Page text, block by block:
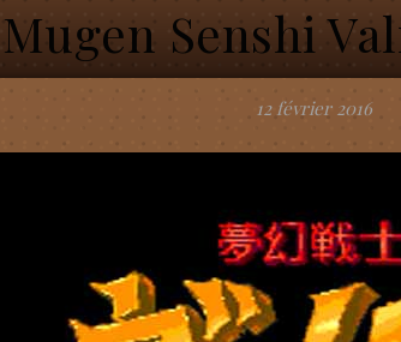
Mugen Senshi
12 février 2016